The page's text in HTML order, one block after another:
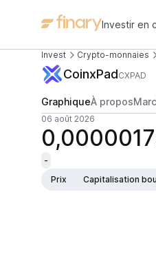
Investir en
Invest Crypto-monnaies
CoinxPadCXPAD
GraphiqueÀ propos
06 août 2026
-
Prix
Capitalisation